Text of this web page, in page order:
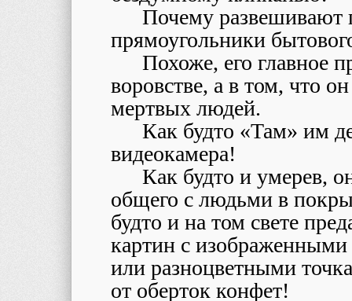
Почему развешивают
прямоугольники
Похоже, его главное
воровстве, а в том, что
мертвых людей.
Как будто «Там» им
видеокамера!
Как будто и умерев,
общего с людьми в
будто и на том свете
картин с
или разноцветными
от оберток конфет!